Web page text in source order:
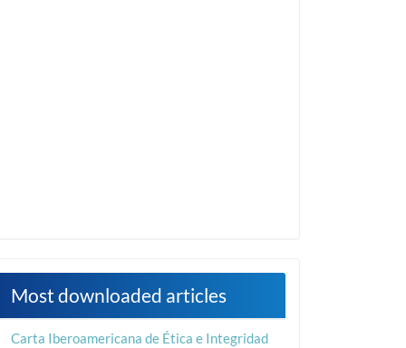
Most downloaded articles
Carta Iberoamericana de Ética e Integridad